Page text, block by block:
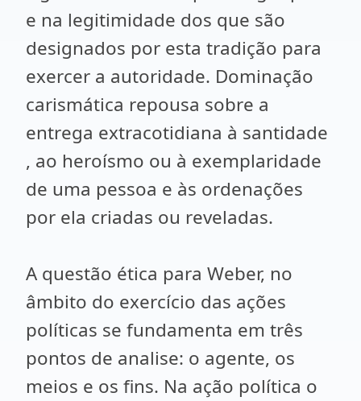
e na legitimidade dos que são
designados por esta tradição para
exercer a autoridade. Dominação
carismática repousa sobre a
entrega extracotidiana à santidade
, ao heroísmo ou à exemplaridade
de uma pessoa e às ordenações
por ela criadas ou reveladas.
A questão ética para Weber, no
âmbito do exercício das ações
políticas se fundamenta em três
pontos de analise: o agente, os
meios e os fins. Na ação política o